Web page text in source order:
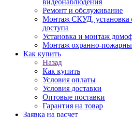
видеонаблюдения
Ремонт и обслуживание
Монтаж СКУД, установка
доступа
Установка и монтаж
Монтаж охранно-
Как купить
Назад
Как купить
Условия оплаты
Условия доставки
Оптовые поставки
Гарантия на товар
Заявка на расчет